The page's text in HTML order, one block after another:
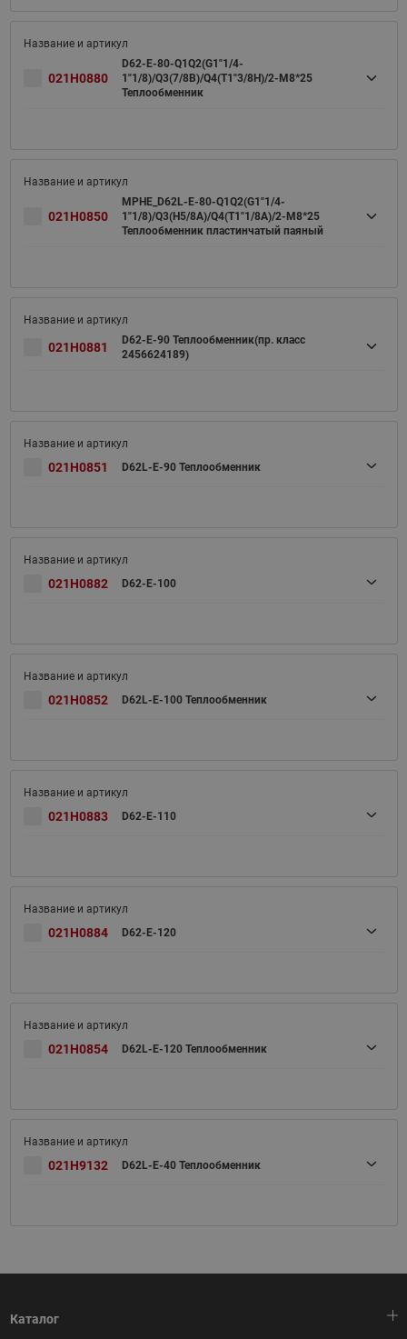
021H0880
D62-E-80-Q1Q2(G1"1/4-
1"1/8)/Q3(7/8B)/Q4(T1"3/8H)/2-M8*25
Теплообменник
021H0850
MPHE_D62L-E-80-Q1Q2(G1"1/4-
1"1/8)/Q3(H5/8A)/Q4(T1"1/8A)/2-M8*25
Теплообменник пластинчатый паяный
021H0881
D62-E-90 Теплообменник(пр. класс
2456624189)
021H0851 D62L-E-90 Теплообменник
021H0882 D62-E-100
021H0852 D62L-E-100 Теплообменник
021H0883 D62-E-110
021H0884 D62-E-120
021H0854 D62L-E-120 Теплообменник
021H9132 D62L-E-40 Теплообменник
Каталог